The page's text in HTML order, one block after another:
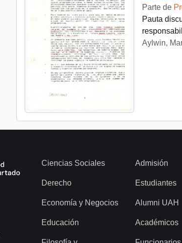
Parte de
Pauta
Aylwin,
Ciencias Sociales
Derecho
Economía y Negocios
Educación
Admisión
Estudiantes
Alumni UAH
Académicos